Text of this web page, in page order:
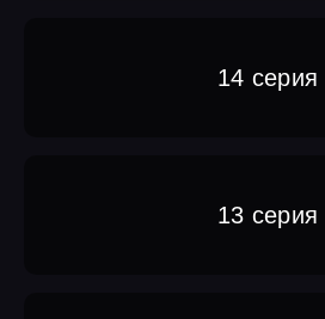
14 серия
13 серия